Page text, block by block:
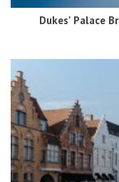
Dukes' Palace